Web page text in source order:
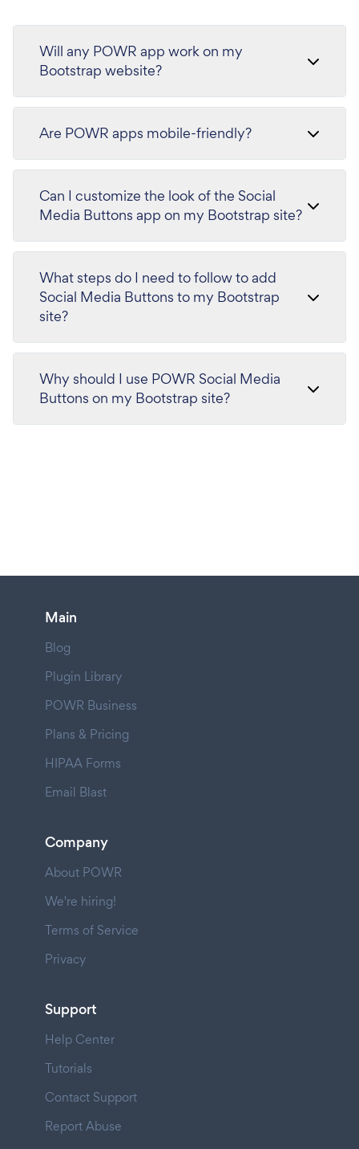
Will any POWR app work on my
Bootstrap website?
Are POWR apps mobile-friendly?
Can I customize the look of the Social
Media Buttons app on my Bootstrap site?
What steps do I need to follow to add
Social Media Buttons to my Bootstrap
site?
Why should I use POWR Social Media
Buttons on my Bootstrap site?
Main
Blog
Plugin Library
POWR Business
Plans & Pricing
HIPAA Forms
Email Blast
Company
About POWR
We're hiring!
Terms of Service
Privacy
Support
Help Center
Tutorials
Contact Support
Report Abuse